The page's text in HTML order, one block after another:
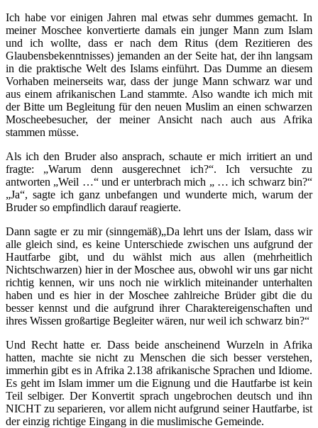
Ich habe vor einigen Jahren mal etwas sehr dummes gemacht. In
meiner Moschee konvertierte damals ein junger Mann zum Islam
und ich wollte, dass er nach dem Ritus (dem Rezitieren des
Glaubensbekenntnisses) jemanden an der Seite hat, der ihn langsam
in die praktische Welt des Islams einführt. Das Dumme an diesem
Vorhaben meinerseits war, dass der junge Mann schwarz war und
aus einem afrikanischen Land stammte. Also wandte ich mich mit
der Bitte um Begleitung für den neuen Muslim an einen schwarzen
Moscheebesucher, der meiner Ansicht nach auch aus Afrika
stammen müsse.
Als ich den Bruder also ansprach, schaute er mich irritiert an und
fragte: „Warum denn ausgerechnet ich?“. Ich versuchte zu
antworten „Weil …“ und er unterbrach mich „ … ich schwarz bin?“
„Ja“, sagte ich ganz unbefangen und wunderte mich, warum der
Bruder so empfindlich darauf reagierte.
Dann sagte er zu mir (sinngemäß)„Da lehrt uns der Islam, dass wir
alle gleich sind, es keine Unterschiede zwischen uns aufgrund der
Hautfarbe gibt, und du wählst mich aus allen (mehrheitlich
Nichtschwarzen) hier in der Moschee aus, obwohl wir uns gar nicht
richtig kennen, wir uns noch nie wirklich miteinander unterhalten
haben und es hier in der Moschee zahlreiche Brüder gibt die du
besser kennst und die aufgrund ihrer Charaktereigenschaften und
ihres Wissen großartige Begleiter wären, nur weil ich schwarz bin?“
Und Recht hatte er. Dass beide anscheinend Wurzeln in Afrika
hatten, machte sie nicht zu Menschen die sich besser verstehen,
immerhin gibt es in Afrika 2.138 afrikanische Sprachen und Idiome.
Es geht im Islam immer um die Eignung und die Hautfarbe ist kein
Teil selbiger. Der Konvertit sprach ungebrochen deutsch und ihn
NICHT zu separieren, vor allem nicht aufgrund seiner Hautfarbe, ist
der einzig richtige Eingang in die muslimische Gemeinde.